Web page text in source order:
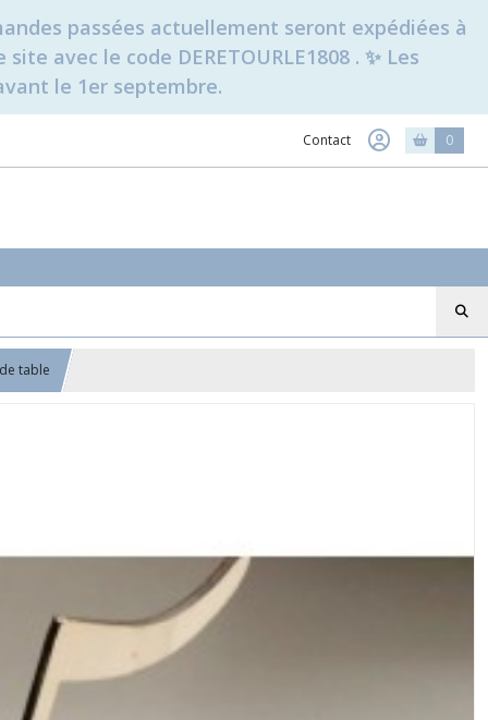
passées actuellement seront expédiées à
avec le code DERETOURLE1808 . ✨ Les
le 1er septembre.
Contact 0
table